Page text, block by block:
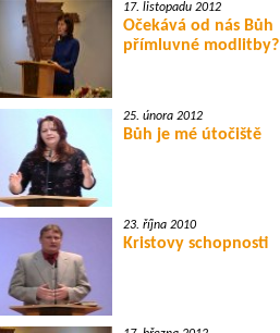
17. listopadu 2012
Očekává od nás Bůh
přímluvné modlitby?
25. února 2012
Bůh je mé útočiště
23. října 2010
Kristovy schopnosti